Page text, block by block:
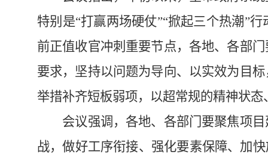
特别是“打赢两场硬仗”“掀起三个热潮”
前正值收官冲刺重要节点，各地、各部
要求，坚持以问题为导向、以实效为目
举措补齐短板弱项，以超常规的精神状
会议强调，各地、各部门要聚焦项目
战，做好工序衔接、强化要素保障、加